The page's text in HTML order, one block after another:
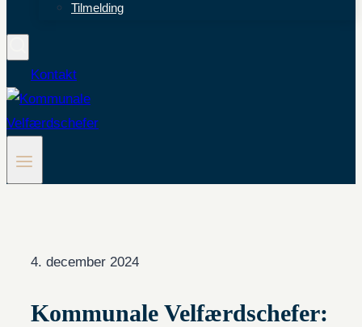
Tilmelding
Kontakt
4. december 2024
Kommunale Velfærdschefer: